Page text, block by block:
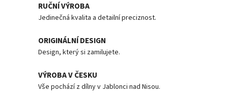
RUČNÍ VÝROBA
Jedinečná kvalita a detailní preciznost.
ORIGINÁLNÍ DESIGN
Design, který si zamilujete.
VÝROBA V ČESKU
Vše pochází z dílny v Jablonci nad Nisou.